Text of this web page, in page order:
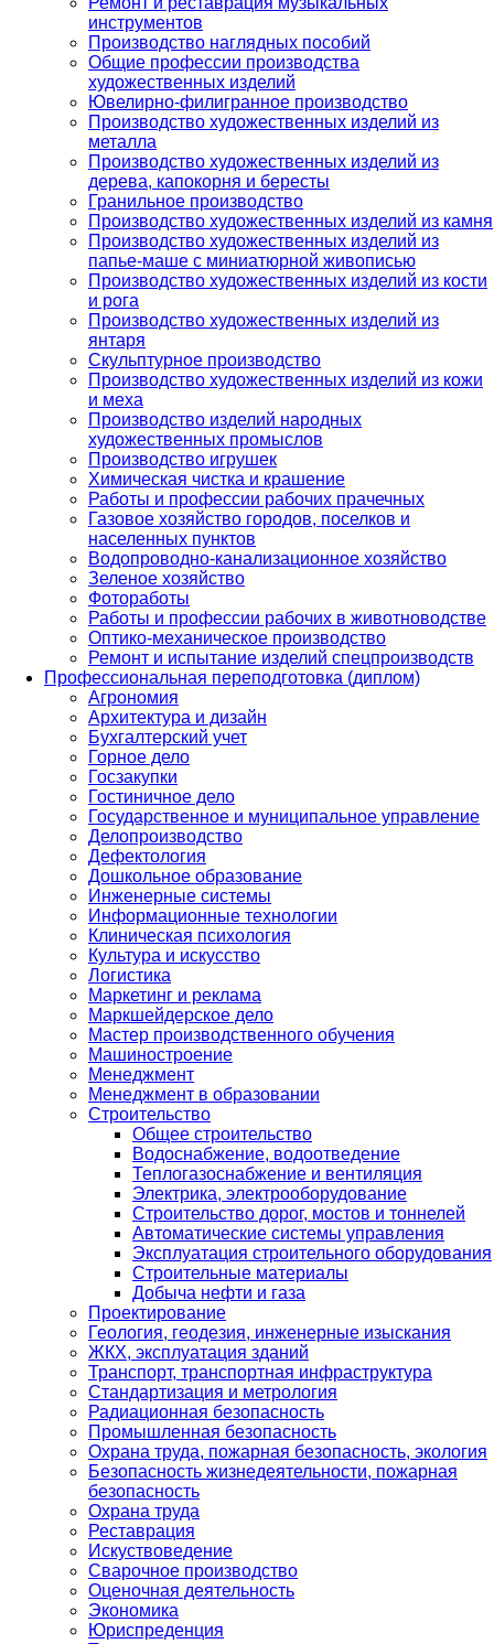
инструментов
Производство наглядных пособий
Общие профессии производства
художественных изделий
Ювелирно-филигранное производство
Производство художественных изделий из
металла
Производство художественных изделий из
дерева, капокорня и бересты
Гранильное производство
Производство художественных изделий из камня
Производство художественных изделий из
папье-маше с миниатюрной живописью
Производство художественных изделий из кости
и рога
Производство художественных изделий из
янтаря
Скульптурное производство
Производство художественных изделий из кожи
и меха
Производство изделий народных
художественных промыслов
Производство игрушек
Химическая чистка и крашение
Работы и профессии рабочих прачечных
Газовое хозяйство городов, поселков и
населенных пунктов
Водопроводно-канализационное хозяйство
Зеленое хозяйство
Фотоработы
Работы и профессии рабочих в животноводстве
Оптико-механическое производство
Ремонт и испытание изделий спецпроизводств
Профессиональная переподготовка (диплом)
Агрономия
Архитектура и дизайн
Бухгалтерский учет
Горное дело
Госзакупки
Гостиничное дело
Государственное и муниципальное управление
Делопроизводство
Дефектология
Дошкольное образование
Инженерные системы
Информационные технологии
Клиническая психология
Культура и искусство
Логистика
Маркетинг и реклама
Маркшейдерское дело
Мастер производственного обучения
Машиностроение
Менеджмент
Менеджмент в образовании
Строительство
Общее строительство
Водоснабжение, водоотведение
Теплогазоснабжение и вентиляция
Электрика, электрооборудование
Строительство дорог, мостов и тоннелей
Автоматические системы управления
Эксплуатация строительного оборудования
Строительные материалы
Добыча нефти и газа
Проектирование
Геология, геодезия, инженерные изыскания
ЖКХ, эксплуатация зданий
Транспорт, транспортная инфраструктура
Стандартизация и метрология
Радиационная безопасность
Промышленная безопасность
Охрана труда, пожарная безопасность, экология
Безопасность жизнедеятельности, пожарная
безопасность
Охрана труда
Реставрация
Искуствоведение
Сварочное производство
Оценочная деятельность
Экономика
Юриспреденция